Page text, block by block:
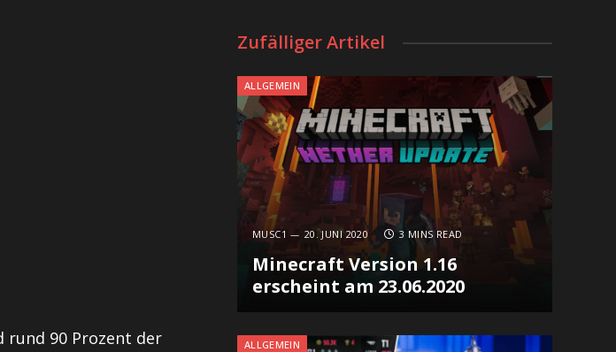
rund 90 Prozent der
Zufälliger Artikel
ALLGEMEIN
MUSC1 20. JUNI 2020 3 MINS READ
Minecraft Version 1.16
erscheint am 23.06.2020
ALLGEMEIN